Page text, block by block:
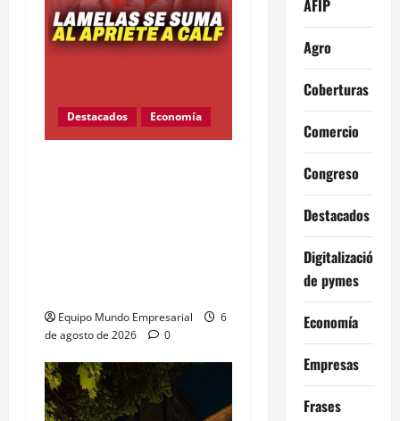
Destacados Economía
Equipo Mundo Empresarial
6
de agosto de 2026
0
AFIP
Agro
Coberturas
Comercio
Congreso
Destacados
Digitalización
de pymes
Economía
Empresas
Frases